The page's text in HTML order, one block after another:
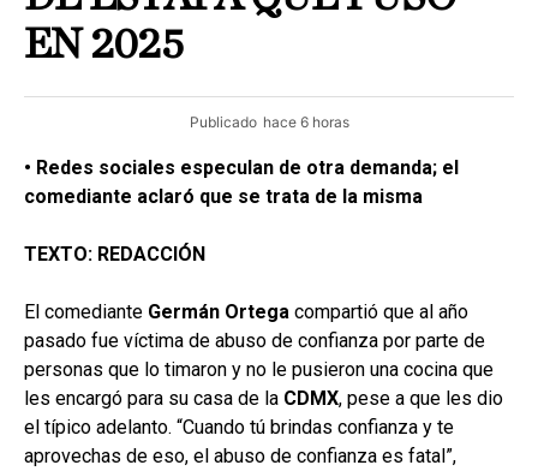
EN 2025
Publicado hace 6 horas
• Redes sociales especulan de otra demanda; el
comediante aclaró que se trata de la misma
TEXTO: REDACCIÓN
El comediante Germán Ortega compartió que al año
pasado fue víctima de abuso de confianza por parte de
personas que lo timaron y no le pusieron una cocina que
les encargó para su casa de la CDMX, pese a que les dio
el típico adelanto. “Cuando tú brindas confianza y te
aprovechas de eso, el abuso de confianza es fatal”,